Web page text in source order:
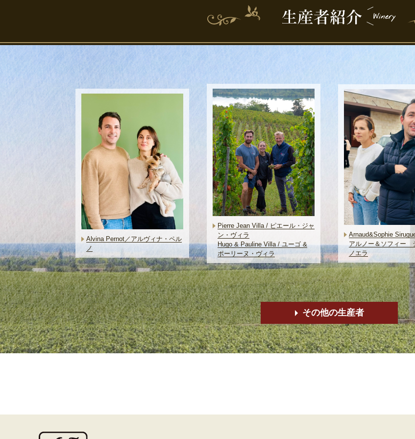
Alvina Pernot／アルヴィナ・ペル
ノ
Pierre Jean Villa / ピエール・ジャ
ン・ヴィラ
Hugo & Pauline Villa / ユーゴ &
ポーリーヌ・ヴィラ
Arnaud&Sophie
アルノー＆ソフィー
ノエラ
その他の生産者